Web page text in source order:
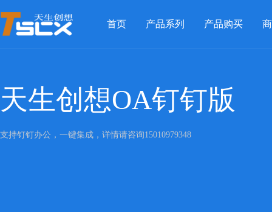
首页 产品系列 产品购买
天生创想OA钉钉版
支持钉钉办公，一键集成，详情请咨询15010979348